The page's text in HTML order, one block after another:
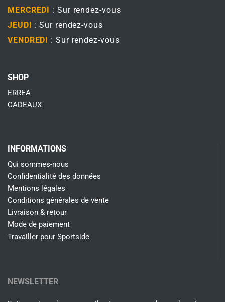
MERCREDI : Sur rendez-vous
JEUDI : Sur rendez-vous
VENDREDI : Sur rendez-vous
SHOP
ERREA
CADEAUX
INFORMATIONS
Qui sommes-nous
Confidentialité des données
Mentions légales
Conditions générales de vente
Livraison & retour
Mode de paiement
Travailler pour Sportside
NEWSLETTER